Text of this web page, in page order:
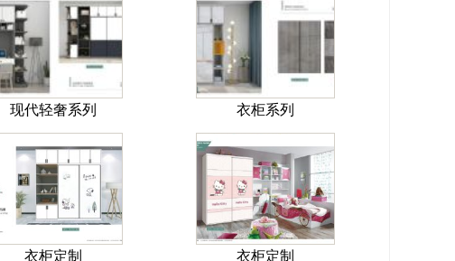
现代轻奢系列 衣柜系列
衣柜定制 衣柜定制